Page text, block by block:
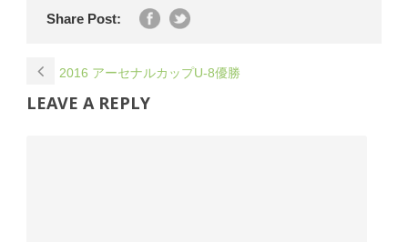
Share Post:
2016 アーセナルカップU-8優勝
LEAVE A REPLY